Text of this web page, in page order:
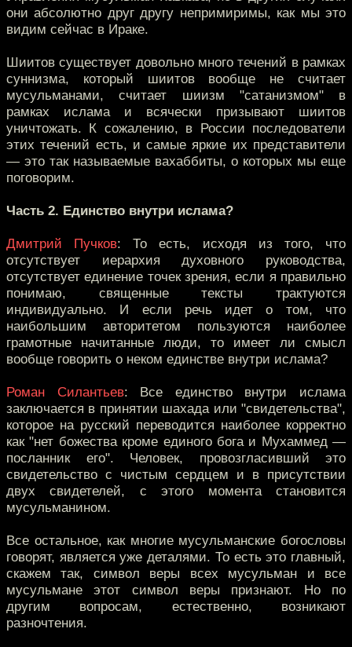
они абсолютно друг другу непримиримы, как мы это
видим сейчас в Ираке.
Шиитов существует довольно много течений в рамках
суннизма, который шиитов вообще не считает
мусульманами, считает шиизм "сатанизмом" в
рамках ислама и всячески призывают шиитов
уничтожать. К сожалению, в России последователи
этих течений есть, и самые яркие их представители
— это так называемые вахаббиты, о которых мы еще
поговорим.
Часть 2. Единство внутри ислама?
Дмитрий Пучков: То есть, исходя из того, что
отсутствует иерархия духовного руководства,
отсутствует единение точек зрения, если я правильно
понимаю, священные тексты трактуются
индивидуально. И если речь идет о том, что
наибольшим авторитетом пользуются наиболее
грамотные начитанные люди, то имеет ли смысл
вообще говорить о неком единстве внутри ислама?
Роман Силантьев: Все единство внутри ислама
заключается в принятии шахада или "свидетельства",
которое на русский переводится наиболее корректно
как "нет божества кроме единого бога и Мухаммед —
посланник его". Человек, провозгласивший это
свидетельство с чистым сердцем и в присутствии
двух свидетелей, с этого момента становится
мусульманином.
Все остальное, как многие мусульманские богословы
говорят, является уже деталями. То есть это главный,
скажем так, символ веры всех мусульман и все
мусульмане этот символ веры признают. Но по
другим вопросам, естественно, возникают
разночтения.